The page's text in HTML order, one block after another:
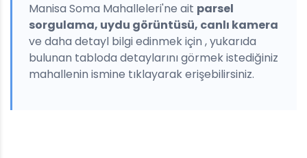
Manisa Soma Mahalleleri'ne ait parsel
sorgulama, uydu görüntüsü, canlı kamera
ve daha detayl bilgi edinmek için , yukarıda
bulunan tabloda detaylarını görmek istediğiniz
mahallenin ismine tıklayarak erişebilirsiniz.